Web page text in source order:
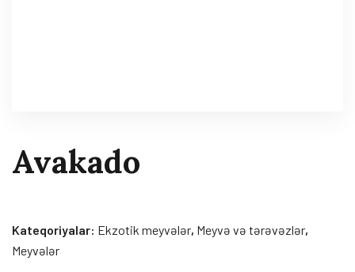
Avakado
Kateqoriyalar: Ekzotik meyvələr, Meyvə və tərəvəzlər,
Meyvələr